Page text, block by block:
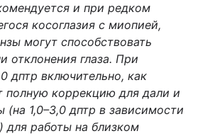
и при редком
косоглазия с миопией,
могут способствовать
отклонения глаза. При
дптр включительно, как
полную коррекцию для дали и
(на 1,0–3,0 дптр в зависимости
для работы на близком